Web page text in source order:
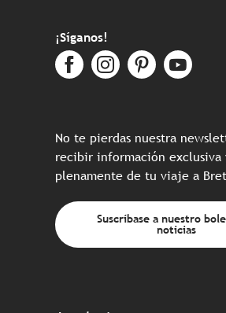
¡Síganos!
No te pierdas nuestra
recibir información exclusiva
plenamente de tu viaje a
Suscríbase a nuestro
noticias